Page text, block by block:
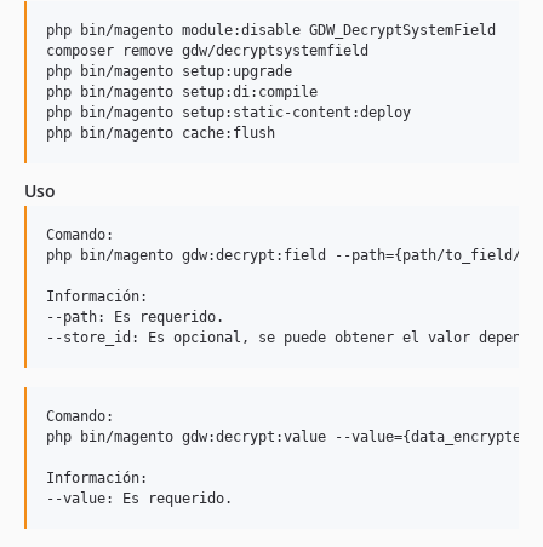
php bin/magento module:disable GDW_DecryptSystemField
composer remove gdw/decryptsystemfield
php bin/magento setup:upgrade
php bin/magento setup:di:compile
php bin/magento setup:static-content:deploy
Uso
Comando:
php bin/magento gdw:decrypt:field --path={path/to_field/
Información:
--path: Es requerido.
Comando:
php bin/magento gdw:decrypt:value --value={data_encrypted}
Información: